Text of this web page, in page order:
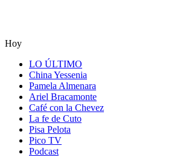
Hoy
LO ÚLTIMO
China Yessenia
Pamela Almenara
Ariel Bracamonte
Café con la Chevez
La fe de Cuto
Pisa Pelota
Pico TV
Podcast